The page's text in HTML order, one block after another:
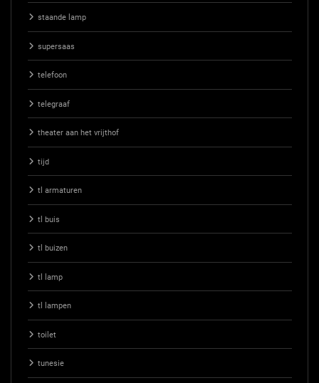
staande lamp
supersaas
telefoon
telegraaf
theater aan het vrijthof
tijd
tl armaturen
tl buis
tl buizen
tl lamp
tl lampen
toilet
tunesie